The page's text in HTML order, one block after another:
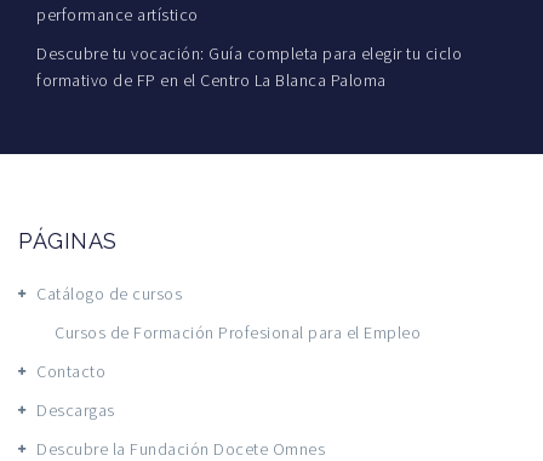
performance artístico
Descubre tu vocación: Guía completa para elegir tu ciclo
formativo de FP en el Centro La Blanca Paloma
PÁGINAS
Catálogo de cursos
Cursos de Formación Profesional para el Empleo
Contacto
Descargas
Descubre la Fundación Docete Omnes